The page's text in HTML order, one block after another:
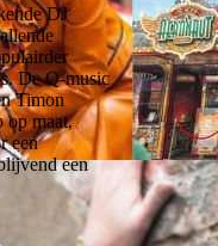
DJ
De Q-music
Timon
op maat,
een
een